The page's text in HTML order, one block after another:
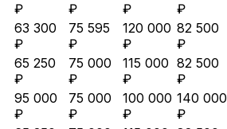
₽
₽
₽
₽
63 300
₽
75 595
₽
120 000
₽
82 500
₽
65 250
₽
75 000
₽
115 000
₽
82 500
₽
95 000
₽
75 000
₽
100 000
₽
140 000
₽